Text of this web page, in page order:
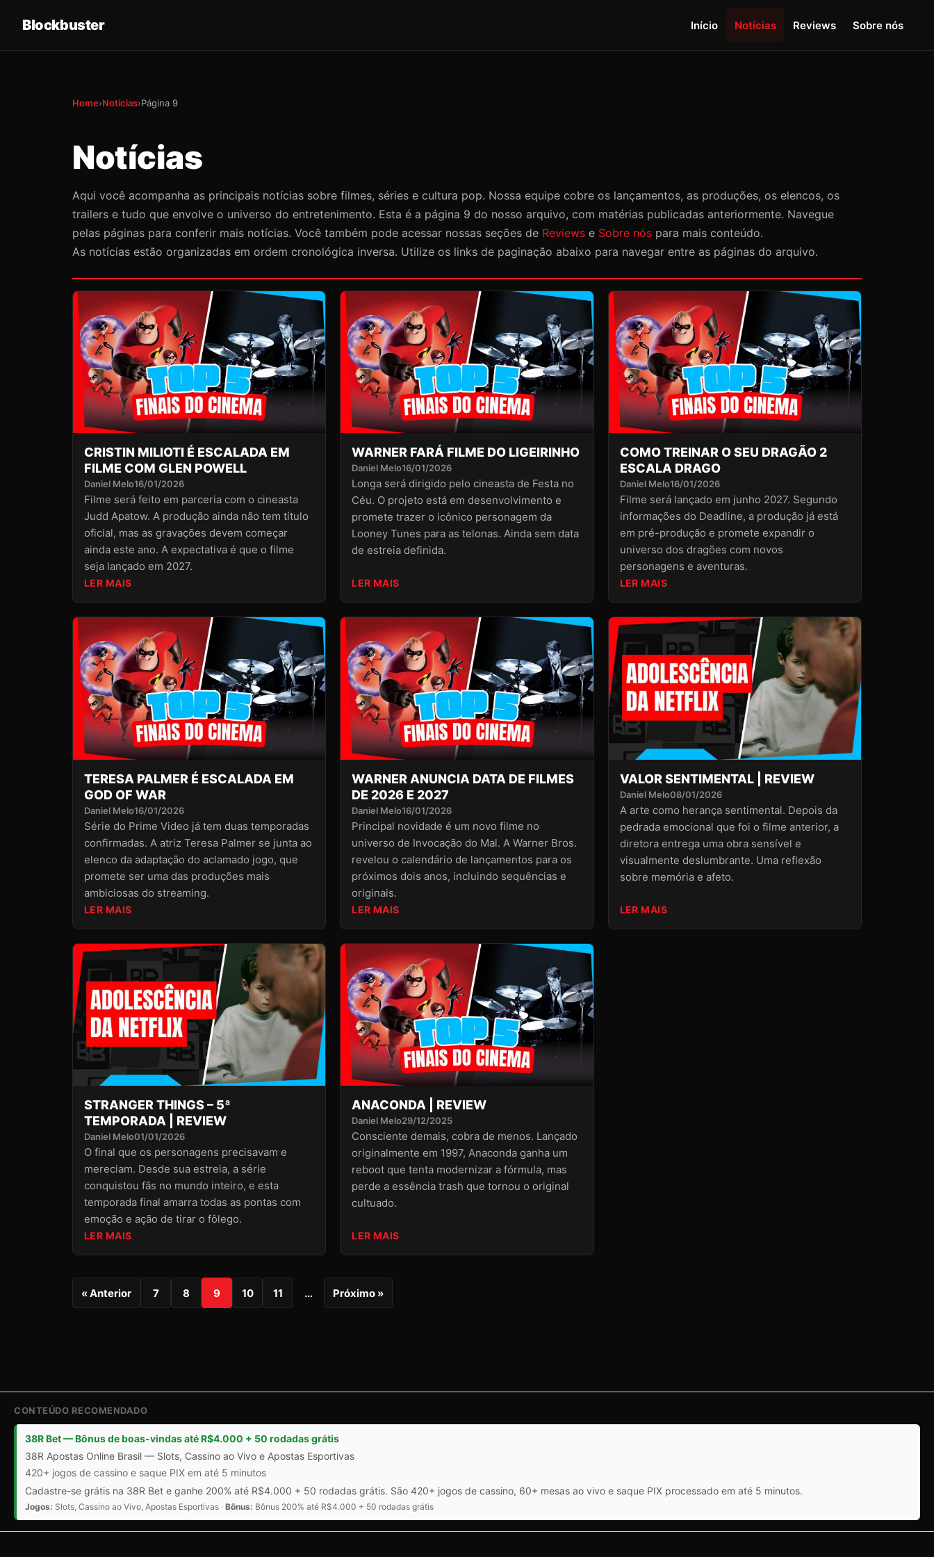
Blockbuster Início Notícias Reviews Sobre nós
Home›Notícias›Página 9
Notícias
Aqui você acompanha as principais notícias sobre filmes, séries e cultura pop. Nossa equipe cobre os lançamentos, as produções, os elencos, os
trailers e tudo que envolve o universo do entretenimento. Esta é a página 9 do nosso arquivo, com matérias publicadas anteriormente. Navegue
pelas páginas para conferir mais notícias. Você também pode acessar nossas seções de Reviews e Sobre nós para mais conteúdo.
As notícias estão organizadas em ordem cronológica inversa. Utilize os links de paginação abaixo para navegar entre as páginas do arquivo.
CRISTIN MILIOTI É ESCALADA EM
FILME COM GLEN POWELL
Daniel Melo16/01/2026
Filme será feito em parceria com o cineasta
Judd Apatow. A produção ainda não tem título
oficial, mas as gravações devem começar
ainda este ano. A expectativa é que o filme
seja lançado em 2027.
LER MAIS
WARNER FARÁ FILME DO LIGEIRINHO
Daniel Melo16/01/2026
Longa será dirigido pelo cineasta de Festa no
Céu. O projeto está em desenvolvimento e
promete trazer o icônico personagem da
Looney Tunes para as telonas. Ainda sem data
de estreia definida.
LER MAIS
COMO TREINAR O SEU DRAGÃO 2
ESCALA DRAGO
Daniel Melo16/01/2026
Filme será lançado em junho 2027. Segundo
informações do Deadline, a produção já está
em pré-produção e promete expandir o
universo dos dragões com novos
personagens e aventuras.
LER MAIS
TERESA PALMER É ESCALADA EM
GOD OF WAR
Daniel Melo16/01/2026
Série do Prime Video já tem duas temporadas
confirmadas. A atriz Teresa Palmer se junta ao
elenco da adaptação do aclamado jogo, que
promete ser uma das produções mais
ambiciosas do streaming.
LER MAIS
WARNER ANUNCIA DATA DE FILMES
DE 2026 E 2027
Daniel Melo16/01/2026
Principal novidade é um novo filme no
universo de Invocação do Mal. A Warner Bros.
revelou o calendário de lançamentos para os
próximos dois anos, incluindo sequências e
originais.
LER MAIS
VALOR SENTIMENTAL | REVIEW
Daniel Melo08/01/2026
A arte como herança sentimental. Depois da
pedrada emocional que foi o filme anterior, a
diretora entrega uma obra sensível e
visualmente deslumbrante. Uma reflexão
sobre memória e afeto.
LER MAIS
STRANGER THINGS – 5ª
TEMPORADA | REVIEW
Daniel Melo01/01/2026
O final que os personagens precisavam e
mereciam. Desde sua estreia, a série
conquistou fãs no mundo inteiro, e esta
temporada final amarra todas as pontas com
emoção e ação de tirar o fôlego.
LER MAIS
ANACONDA | REVIEW
Daniel Melo29/12/2025
Consciente demais, cobra de menos. Lançado
originalmente em 1997, Anaconda ganha um
reboot que tenta modernizar a fórmula, mas
perde a essência trash que tornou o original
cultuado.
LER MAIS
« Anterior 7 8 9 10 11 … Próximo »
CONTEÚDO RECOMENDADO
38R Bet — Bônus de boas-vindas até R$4.000 + 50 rodadas grátis
38R Apostas Online Brasil — Slots, Cassino ao Vivo e Apostas Esportivas
420+ jogos de cassino e saque PIX em até 5 minutos
Cadastre-se grátis na 38R Bet e ganhe 200% até R$4.000 + 50 rodadas grátis. São 420+ jogos de cassino, 60+ mesas ao vivo e saque PIX processado em até 5 minutos.
Jogos: Slots, Cassino ao Vivo, Apostas Esportivas · Bônus: Bônus 200% até R$4.000 + 50 rodadas grátis